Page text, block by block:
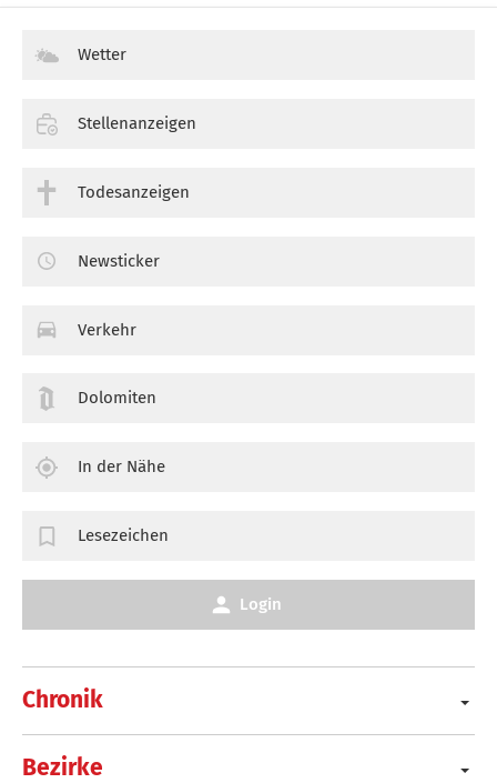
Chronik
Bezirke
Wetter
Stellenanzeigen
Todesanzeigen
Newsticker
Verkehr
Dolomiten
In der Nähe
Lesezeichen
Login